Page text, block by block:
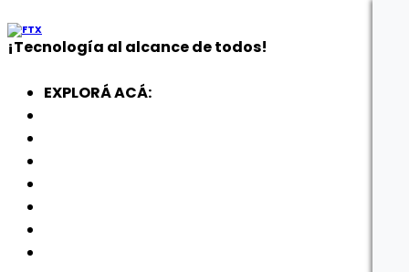
¡Tecnología al alcance de todos!
EXPLORÁ ACÁ: